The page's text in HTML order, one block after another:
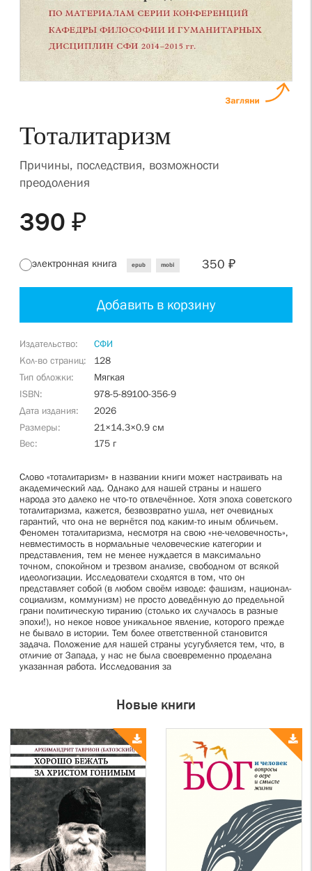
Тоталитаризм
Причины, последствия, возможности
преодоления
390 ₽
электронная книга epub mobi 350 ₽
Добавить в корзину
Издательство
СФИ
Кол-во страниц
128
Тип обложки
Мягкая
ISBN
978-5-89100-356-9
Дата издания
2026
Размеры
21×14.3×0.9 см
Вес
175 г
Слово «тоталитаризм» в названии книги может настраивать на
академический лад. Однако для нашей страны и нашего
народа это далеко не что-то отвлечённое. Хотя эпоха советского
тоталитаризма, кажется, безвозвратно ушла, нет очевидных
гарантий, что она не вернётся под каким-то иным обличьем.
Феномен тоталитаризма, несмотря на свою «не-человечность»,
невместимость в нормальные человеческие категории и
представления, тем не менее нуждается в максимально
точном, спокойном и трезвом анализе, свободном от всякой
идеологизации. Исследователи сходятся в том, что он
представляет собой (в любом своём изводе: фашизм, национал-
социализм, коммунизм) не просто доведённую до предельной
грани политическую тиранию (столько их случалось в разные
эпохи!), но некое новое уникальное явление, которого прежде
не бывало в истории. Тем более ответственной становится
задача. Положение для нашей страны усугубляется тем, что, в
отличие от Запада, у нас не была своевременно проделана
указанная работа. Исследования за
Новые книги